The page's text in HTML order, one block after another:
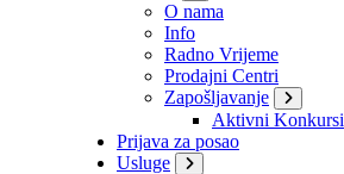
O nama
Info
Radno Vrijeme
Prodajni Centri
Zapošljavanje
Aktivni Konkursi
Prijava za posao
Usluge